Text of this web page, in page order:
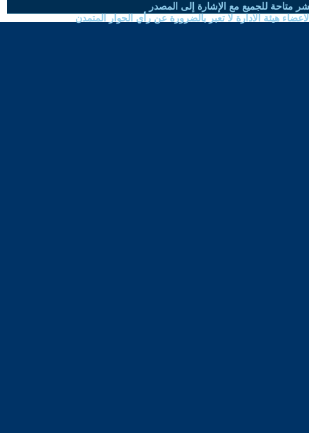
متاحة للجميع مع الإشارة إلى المصدر
هيئة الادارة لا تعبر بالضرورة عن رأي الحوار المتمدن